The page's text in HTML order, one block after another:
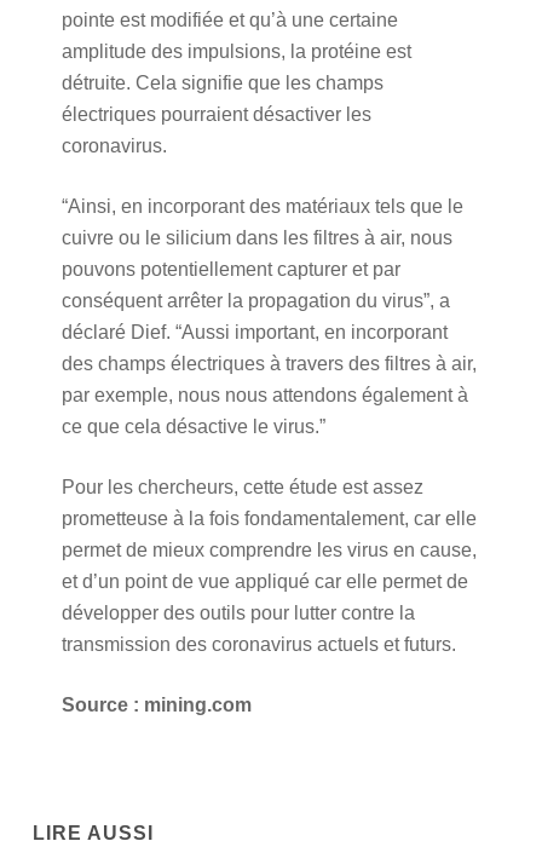
pointe est modifiée et qu’à une certaine
amplitude des impulsions, la protéine est
détruite. Cela signifie que les champs
électriques pourraient désactiver les
coronavirus.
“Ainsi, en incorporant des matériaux tels que le
cuivre ou le silicium dans les filtres à air, nous
pouvons potentiellement capturer et par
conséquent arrêter la propagation du virus”, a
déclaré Dief. “Aussi important, en incorporant
des champs électriques à travers des filtres à air,
par exemple, nous nous attendons également à
ce que cela désactive le virus.”
Pour les chercheurs, cette étude est assez
prometteuse à la fois fondamentalement, car elle
permet de mieux comprendre les virus en cause,
et d’un point de vue appliqué car elle permet de
développer des outils pour lutter contre la
transmission des coronavirus actuels et futurs.
Source : mining.com
LIRE AUSSI